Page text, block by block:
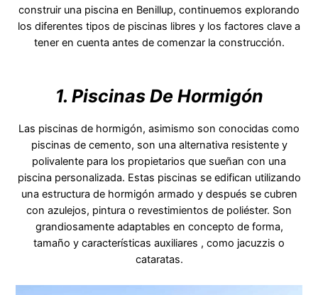
construir una piscina en Benillup, continuemos explorando
los diferentes tipos de piscinas libres y los factores clave a
tener en cuenta antes de comenzar la construcción.
1. Piscinas De Hormigón
Las piscinas de hormigón, asimismo son conocidas como
piscinas de cemento, son una alternativa resistente y
polivalente para los propietarios que sueñan con una
piscina personalizada. Estas piscinas se edifican utilizando
una estructura de hormigón armado y después se cubren
con azulejos, pintura o revestimientos de poliéster. Son
grandiosamente adaptables en concepto de forma,
tamaño y características auxiliares , como jacuzzis o
cataratas.